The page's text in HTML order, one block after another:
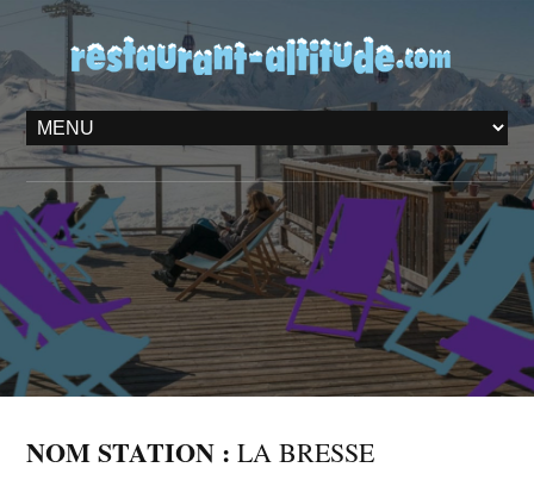
NOM STATION : LA BRESSE